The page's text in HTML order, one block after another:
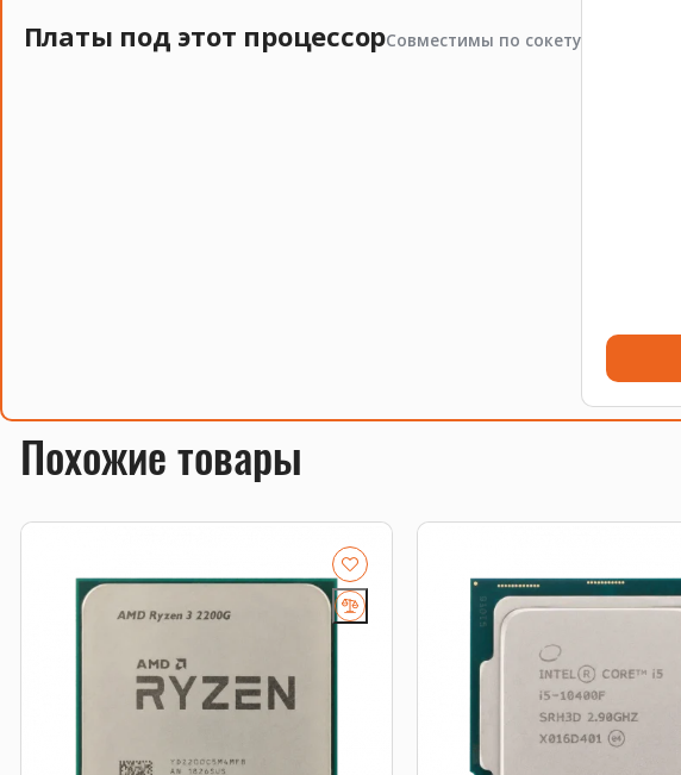
Платы под этот процессорСовместимы по сокету
Похожие товары